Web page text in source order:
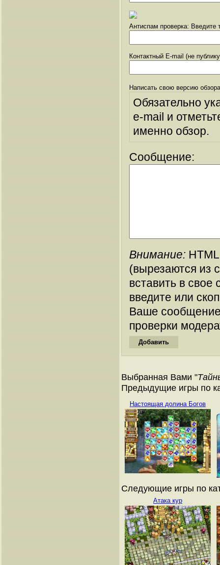
Антиспам проверка: Введите
Контактный E-mail (не
Написать свою версию
Обязательно
e-mail и
именно обзор.
Сообщение:
Внимание:
(вырезаются из
вставить в
введите или
Ваше
проверки
Выбранная Вами "
Предыдущие игры по
Настоящая долина Богов
Следующие игры по
Атака кур